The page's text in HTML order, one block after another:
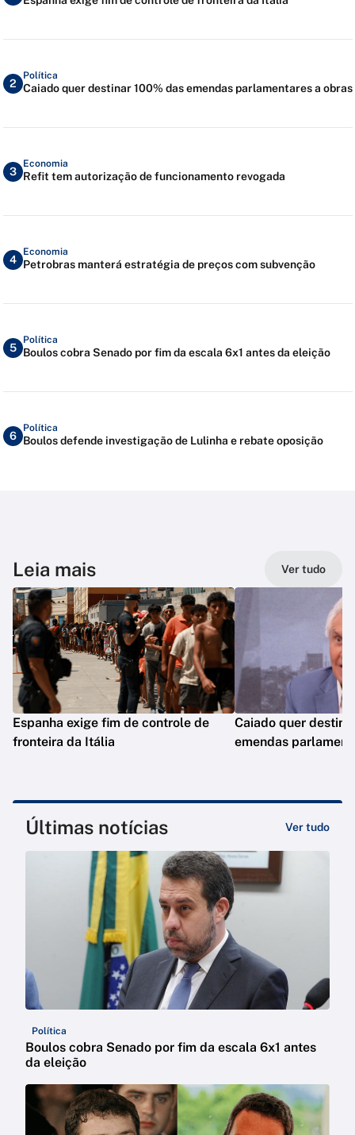
2
Política
Caiado quer destinar 100% das emendas parlamentares a obras
3
Economia
Refit tem autorização de funcionamento revogada
4
Economia
Petrobras manterá estratégia de preços com subvenção
5
Política
Boulos cobra Senado por fim da escala 6x1 antes da eleição
6
Política
Boulos defende investigação de Lulinha e rebate oposição
Leia mais Ver tudo
Espanha exige fim de controle de
fronteira da Itália
Caiado quer
emendas
Últimas notícias Ver tudo
Política
Boulos cobra Senado por fim da escala 6x1 antes
da eleição